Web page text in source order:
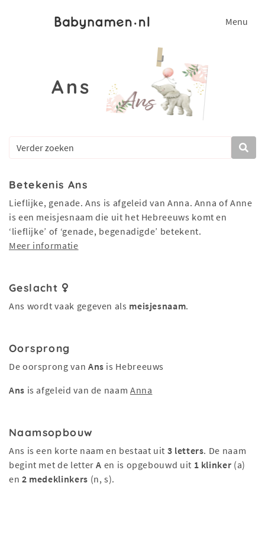
Menu
Ans
Betekenis Ans
Lieflijke, genade. Ans is afgeleid van Anna. Anna of Anne
is een meisjesnaam die uit het Hebreeuws komt en
‘lieflijke’ of ‘genade, begenadigde’ betekent.
Meer informatie
Geslacht
Ans wordt vaak gegeven als meisjesnaam.
Oorsprong
De oorsprong van Ans is Hebreeuws
Ans is afgeleid van de naam Anna
Naamsopbouw
Ans is een korte naam en bestaat uit 3 letters. De naam
begint met de letterA en is opgebouwd uit 1 klinker (a)
en 2 medeklinkers (n, s).